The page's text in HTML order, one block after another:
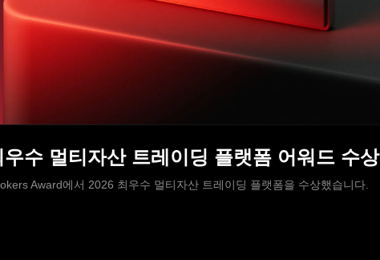
수 멀티자산 트레이딩 플랫폼 어워드 수상
Award에서 2026 최우수 멀티자산 트레이딩 플랫폼을 수상했습니다.